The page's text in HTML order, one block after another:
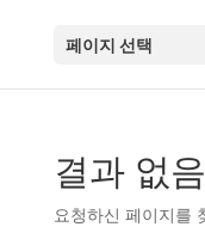
페이지 선택
결과 없음
요청하신 페이지를